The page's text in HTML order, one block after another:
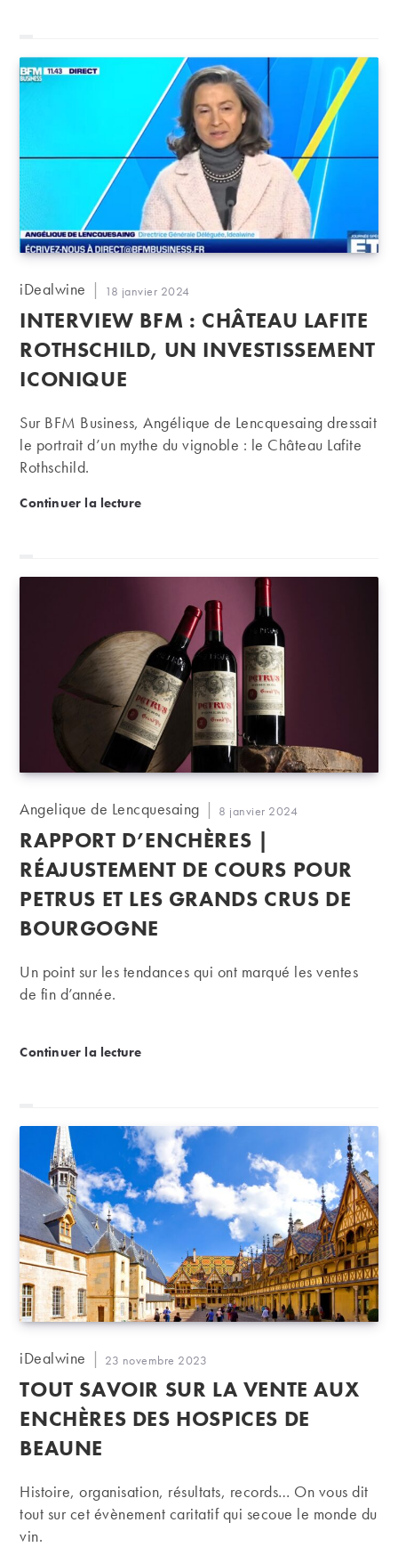
Auteur/autrice
publication :
iDealwine
Publication
publiée :
18 janvier 2024
INTERVIEW BFM : CHÂTEAU LAFITE
ROTHSCHILD, UN INVESTISSEMENT
ICONIQUE
Sur BFM Business, Angélique de Lencquesaing dressait
le portrait d’un mythe du vignoble : le Château Lafite
Rothschild.
Continuer la lectureInterview BFM : Château Lafite Rothschild, un
Auteur/autrice
la
publication :
Angelique de Lencquesaing
Publication
publiée :
8 janvier 2024
RAPPORT D’ENCHÈRES |
RÉAJUSTEMENT DE COURS POUR
PETRUS ET LES GRANDS CRUS DE
BOURGOGNE
Un point sur les tendances qui ont marqué les ventes
de fin d’année.
Continuer la lectureRapport d’enchères | Réajustement de cours pour
Auteur/autrice
publication :
iDealwine
Publication
publiée :
23 novembre 2023
TOUT SAVOIR SUR LA VENTE AUX
ENCHÈRES DES HOSPICES DE
BEAUNE
Histoire, organisation, résultats, records… On vous dit
tout sur cet évènement caritatif qui secoue le monde du
vin.